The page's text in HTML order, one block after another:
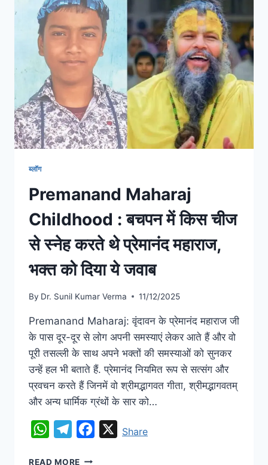
ब्लॉग
Premanand Maharaj
Childhood : बचपन में किस चीज
से स्नेह करते थे प्रेमानंद महाराज,
भक्त को दिया ये जवाब
By Dr. Sunil Kumar Verma 11/12/2025
Premanand Maharaj: वृंदावन के प्रेमानंद महाराज जी
के पास दूर-दूर से लोग अपनी समस्याएं लेकर आते हैं और वो
पूरी तसल्ली के साथ अपने भक्तों की समस्याओं को सुनकर
उन्हें हल भी बताते हैं. प्रेमानंद नियमित रूप से सत्संग और
प्रवचन करते हैं जिनमें वो श्रीमद्भागवत गीता, श्रीमद्भागवतम्
और अन्य धार्मिक ग्रंथों के सार को…
WhatsAppTelegramFacebook
XShare
READ MORE